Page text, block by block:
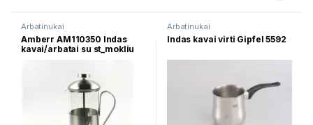
Arbatinukai
Amberr AM110350 Indas
kavai/arbatai su st_mokliu
Arbatinukai
Indas kavai virti Gipfel 5592